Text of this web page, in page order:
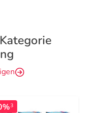
3